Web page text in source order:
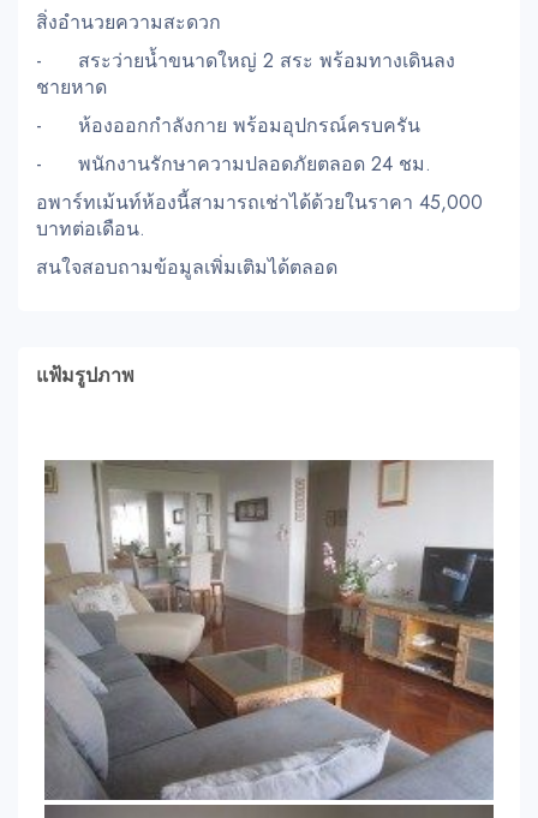
สิ่งอำนวยความสะดวก
- สระว่ายน้ำขนาดใหญ่ 2 สระ พร้อมทางเดินลง
ชายหาด
- ห้องออกกำลังกาย พร้อมอุปกรณ์ครบครัน
- พนักงานรักษาความปลอดภัยตลอด 24 ชม.
อพาร์ทเม้นท์ห้องนี้สามารถเช่าได้ด้วยในราคา 45,000
บาทต่อเดือน.
สนใจสอบถามข้อมูลเพิ่มเติมได้ตลอด
แฟ้มรูปภาพ